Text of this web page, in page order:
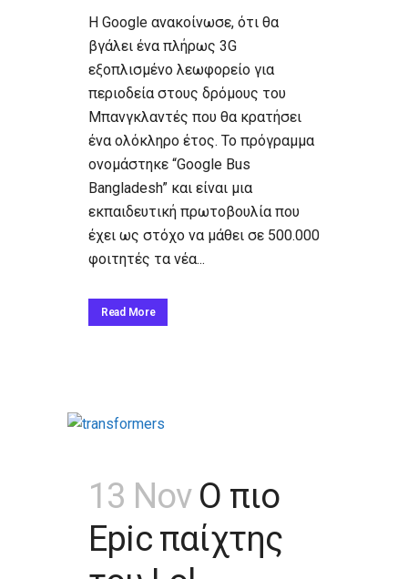
Η Google ανακοίνωσε, ότι θα
βγάλει ένα πλήρως 3G
εξοπλισμένο λεωφορείο για
περιοδεία στους δρόμους του
Μπανγκλαντές που θα κρατήσει
ένα ολόκληρο έτος. Το πρόγραμμα
ονομάστηκε “Google Bus
Bangladesh” και είναι μια
εκπαιδευτική πρωτοβουλία που
έχει ως στόχο να μάθει σε 500.000
φοιτητές τα νέα...
Read More
13 Nov Ο πιο
Epic παίχτης